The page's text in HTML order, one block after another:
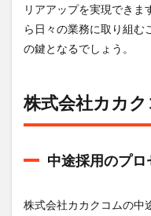
株式
カカ
クコ
ルな
口コ
6.1
と雰
リアアップを実現できま
ら日々の業務に取り組む
の鍵となるでしょう。
株式会社カカ
中途採用のプ
株式会社カカクコムの中